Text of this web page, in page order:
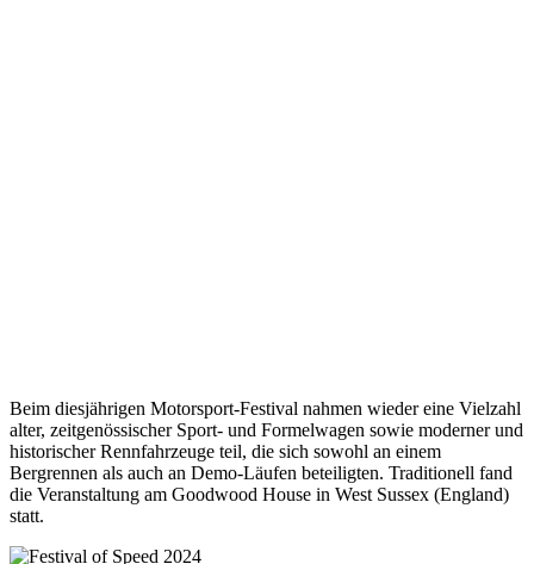
Beim diesjährigen Motorsport-Festival nahmen wieder eine Vielzahl
alter, zeitgenössischer Sport- und Formelwagen sowie moderner und
historischer Rennfahrzeuge teil, die sich sowohl an einem
Bergrennen als auch an Demo-Läufen beteiligten. Traditionell fand
die Veranstaltung am Goodwood House in West Sussex (England)
statt.